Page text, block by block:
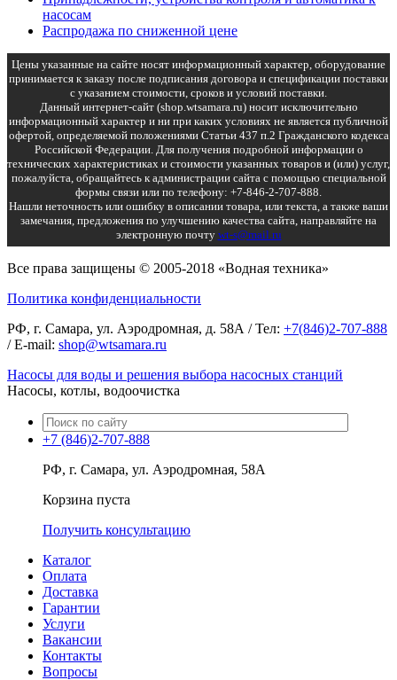
насосам
Распродажа по сниженной цене
Цены указанные на сайте носят информационный характер, оборудование
принимается к заказу после подписания договора и спецификации поставки
с указанием стоимости, сроков и условий поставки.
Данный интернет-сайт (shop.wtsamara.ru) носит исключительно
информационный характер и ни при каких условиях не является публичной
офертой, определяемой положениями Статьи 437 п.2 Гражданского кодекса
Российской Федерации. Для получения подробной информации о
технических характеристиках и стоимости указанных товаров и (или) услуг,
пожалуйста, обращайтесь к администрации сайта с помощью специальной
формы связи или по телефону: +7-846-2-707-888.
Нашли неточность или ошибку в описании товара, или текста, а также ваши
замечания, предложения по улучшению качества сайта, направляйте на
электронную почту wt-s@mail.ru
Все права защищены © 2005-2018 «Водная техника»
Политика конфиденциальности
РФ, г. Самара, ул. Аэродромная, д. 58А / Тел: +7(846)2-707-888
/ E-mail: shop@wtsamara.ru
Насосы для воды и решения выбора насосных станций
Насосы, котлы, водоочистка
+7 (846)2-707-888
РФ, г. Самара, ул. Аэродромная, 58А
Корзина пуста
Получить консультацию
Каталог
Оплата
Доставка
Гарантии
Услуги
Вакансии
Контакты
Вопросы